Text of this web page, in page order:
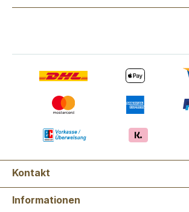
Kontakt
Informationen